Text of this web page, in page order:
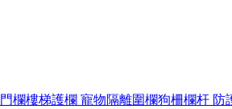
欄樓梯護欄 寵物隔離圍欄狗柵欄杆 防